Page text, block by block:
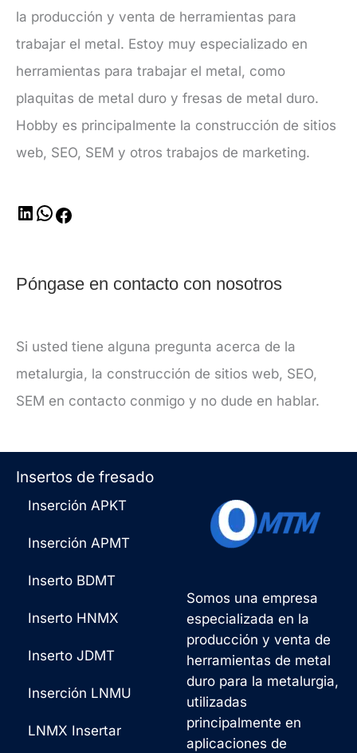
la producción y venta de herramientas para
trabajar el metal. Estoy muy especializado en
herramientas para trabajar el metal, como
plaquitas de metal duro y fresas de metal duro.
Hobby es principalmente la construcción de sitios
web, SEO, SEM y otros trabajos de marketing.
Póngase en contacto con nosotros
Si usted tiene alguna pregunta acerca de la
metalurgia, la construcción de sitios web, SEO,
SEM en contacto conmigo y no dude en hablar.
Somos una empresa
especializada en la
producción y venta de
herramientas de metal
duro para la metalurgia,
utilizadas
principalmente en
aplicaciones de
Insertos de fresado
Inserción APKT
Inserción APMT
Inserto BDMT
Inserto HNMX
Inserto JDMT
Inserción LNMU
LNMX Insertar